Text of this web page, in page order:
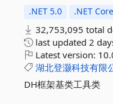
.NET 5.0 .NET
32,753,095 total
last updated 2
Latest version:
湖北登灏科技有限
DH框架基类工具类